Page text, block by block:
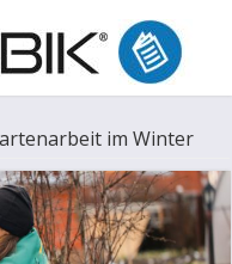
im Winter